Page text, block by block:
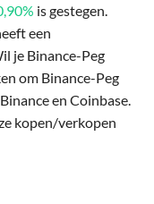
is gestegen.
een
je Binance-Peg
om Binance-Peg
en Coinbase.
kopen/verkopen